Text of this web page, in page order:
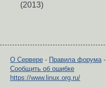
(2013)
О Сервере - Правила форума-
Сообщить об ошибке
https://www.linux.org.ru/